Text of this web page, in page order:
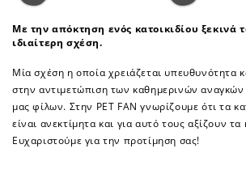
Με την απόκτηση ενός κατοικιδίου ξεκινά
ιδιαίτερη σχέση.
Μία σχέση η οποία χρειάζεται υπευθυνότητα
στην αντιμετώπιση των καθημερινών
μας φίλων. Στην PET FAN γνωρίζουμε ότι τα
είναι ανεκτίμητα και για αυτό τους αξίζουν τα
Ευχαριστούμε για την προτίμηση σας!